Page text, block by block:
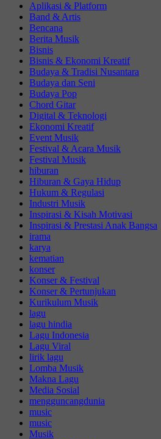
Aplikasi & Platform
Band & Artis
Bencana
Berita Musik
Bisnis
Bisnis & Ekonomi Kreatif
Budaya & Tradisi Nusantara
Budaya dan Seni
Budaya Pop
Chord Gitar
Digital & Teknologi
Ekonomi Kreatif
Event Musik
Festival & Acara Musik
Festival Musik
hiburan
Hiburan & Gaya Hidup
Hukum & Regulasi
Industri Musik
Inspirasi & Kisah Motivasi
Inspirasi & Prestasi Anak Bangsa
irama
karya
kematian
konser
Konser & Festival
Konser & Pertunjukan
Kurikulum Musik
lagu
lagu hindia
Lagu Indonesia
Lagu Viral
lirik lagu
Lomba Musik
Makna Lagu
Media Sosial
mengguncangdunia
music
music
Musik